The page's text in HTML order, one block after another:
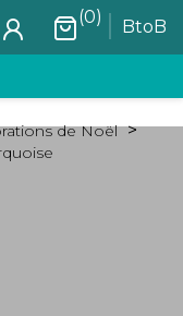
BtoB
(0)
de Noël